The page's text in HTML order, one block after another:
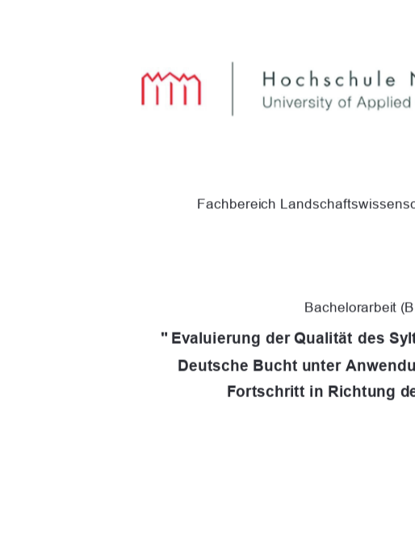
Fachbereich
Bachelorarbeit
" Evaluierung der Qualität des
Deutsche Bucht unter
Fortschritt in Richtung